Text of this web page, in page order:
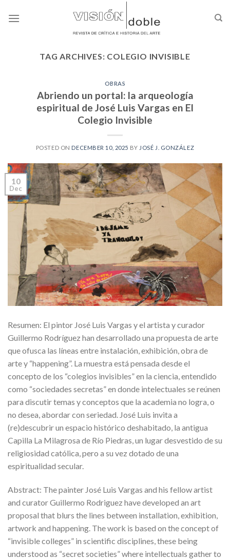
TAG ARCHIVES: COLEGIO INVISIBLE
OBRAS
Abriendo un portal: la arqueología
espiritual de José Luis Vargas en El
Colegio Invisible
POSTED ON DECEMBER 10, 2025 BY JOSÉ J. GONZÁLEZ
10
Dec
Resumen: El pintor José Luis Vargas y el artista y curador
Guillermo Rodríguez han desarrollado una propuesta de arte
que ofusca las líneas entre instalación, exhibición, obra de
arte y “happening”. La muestra está pensada desde el
concepto de los “colegios invisibles” en la ciencia, entendido
como “sociedades secretas” en donde intelectuales se reúnen
para discutir temas y conceptos que la academia no logra, o
no desea, abordar con seriedad. José Luis invita a
(re)descubrir un espacio histórico deshabitado, la antigua
Capilla La Milagrosa de Río Piedras, un lugar desvestido de su
religiosidad católica, pero a su vez dotado de una
espiritualidad secular.
Abstract: The painter José Luis Vargas and his fellow artist
and curator Guillermo Rodriguez have developed an art
proposal that blurs the lines between installation, exhibition,
artwork and happening. The work is based on the concept of
“invisible colleges” in scientific disciplines, these being
understood as “secret societies” where intellectuals gather to